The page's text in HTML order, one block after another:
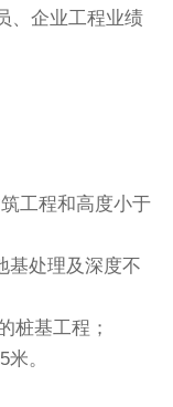
、企业工程业绩
工程和高度小于
基处理及深度不
桩基工程；
。